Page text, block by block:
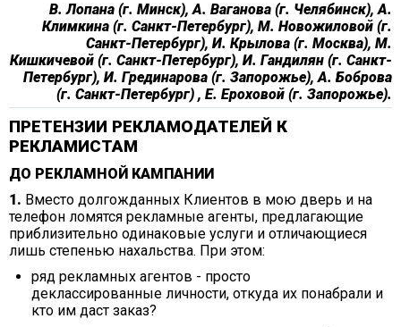
В. Лопана (г. Минск), А. Ваганова (г. Челябинск), А.
Климкина (г. Санкт-Петербург), М. Новожиловой (г.
Санкт-Петербург), И. Крылова (г. Москва), М.
Кишкичевой (г. Санкт-Петербург), И. Гандилян (г. Санкт-
Петербург), И. Грединарова (г. Запорожье), А. Боброва
(г. Санкт-Петербург) , Е. Ероховой (г. Запорожье).
ПРЕТЕНЗИИ РЕКЛАМОДАТЕЛЕЙ К
РЕКЛАМИСТАМ
ДО РЕКЛАМНОЙ КАМПАНИИ
1. Вместо долгожданных Клиентов в мою дверь и на
телефон ломятся рекламные агенты, предлагающие
приблизительно одинаковые услуги и отличающиеся
лишь степенью нахальства. При этом:
ряд рекламных агентов - просто
деклассированные личности, откуда их понабрали и
кто им даст заказ?